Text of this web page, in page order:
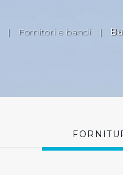
| Fornitori e bandi |